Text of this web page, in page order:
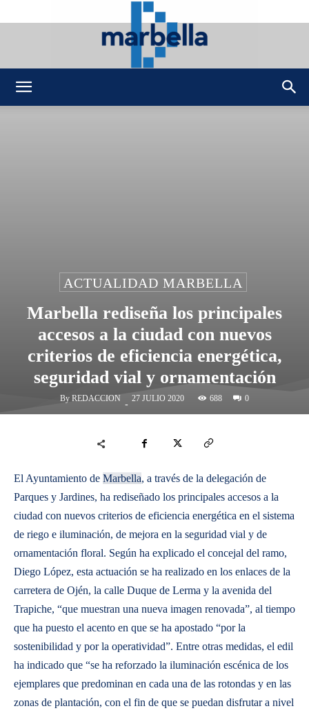
ACTUALIDAD MARBELLA
Marbella rediseña los principales
accesos a la ciudad con nuevos
criterios de eficiencia energética,
seguridad vial y ornamentación
By REDACCION - 27 JULIO 2020 688 0
El Ayuntamiento de Marbella, a través de la delegación de
Parques y Jardines, ha rediseñado los principales accesos a la
ciudad con nuevos criterios de eficiencia energética en el sistema
de riego e iluminación, de mejora en la seguridad vial y de
ornamentación floral. Según ha explicado el concejal del ramo,
Diego López, esta actuación se ha realizado en los enlaces de la
carretera de Ojén, la calle Duque de Lerma y la avenida del
Trapiche, “que muestran una nueva imagen renovada”, al tiempo
que ha puesto el acento en que se ha apostado “por la
sostenibilidad y por la operatividad”. Entre otras medidas, el edil
ha indicado que “se ha reforzado la iluminación escénica de los
ejemplares que predominan en cada una de las rotondas y en las
zonas de plantación, con el fin de que se puedan disfrutar a nivel